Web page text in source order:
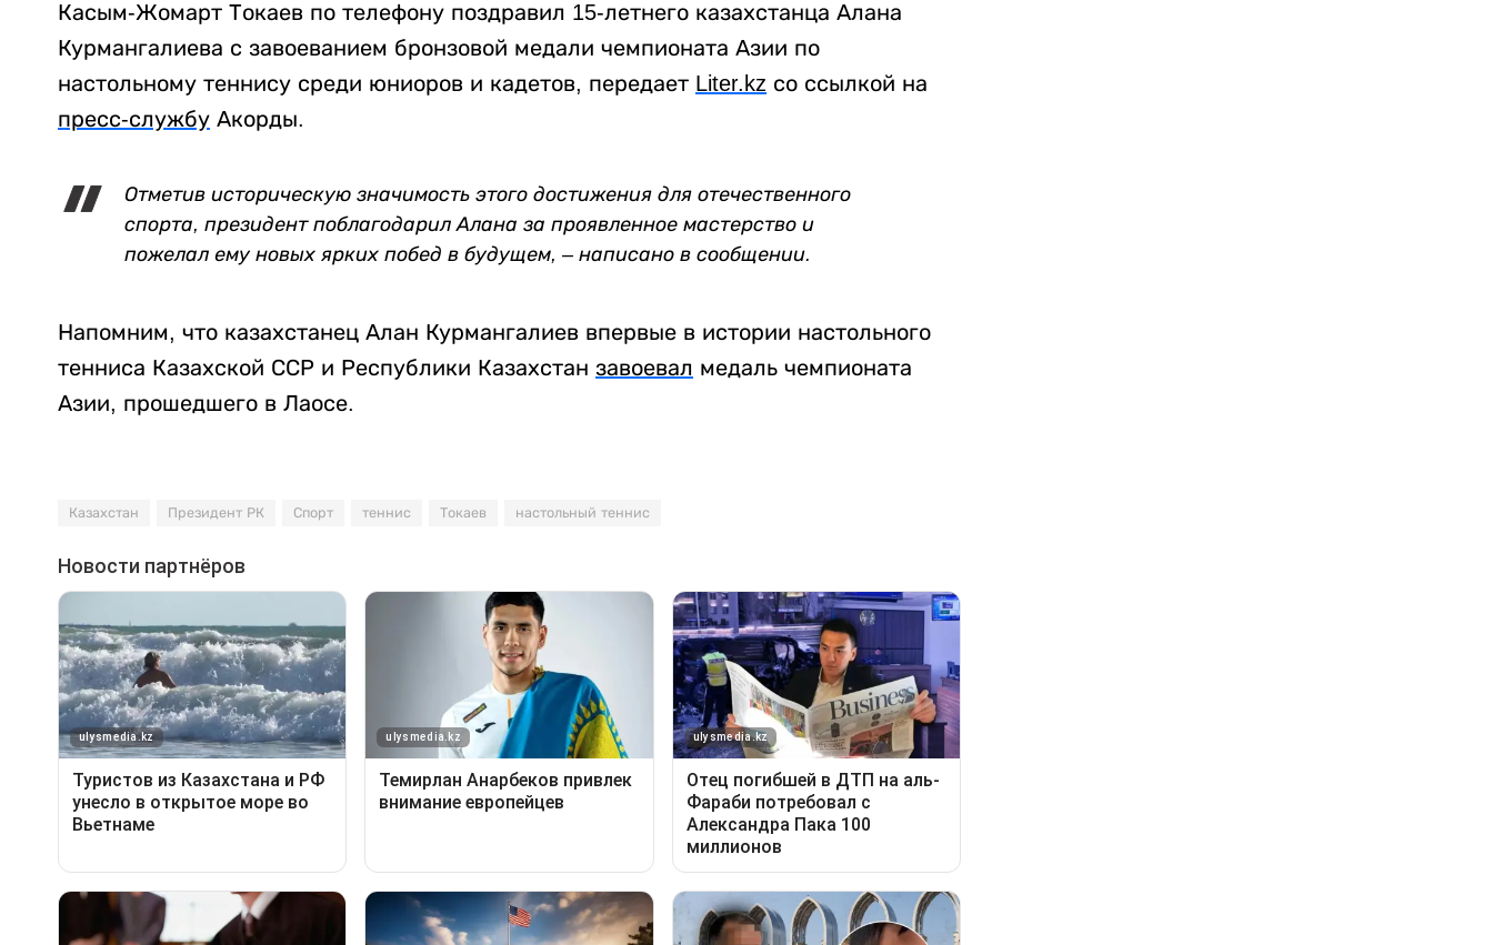
Касым-Жомарт Токаев по телефону поздравил 15-летнего казахстанца Алана
Курмангалиева с завоеванием бронзовой медали чемпионата Азии по
настольному теннису среди юниоров и кадетов, передает Liter. kz со ссылкой на
пресс-службу Акорды.
Отметив историческую значимость этого достижения для отечественного
спорта, президент поблагодарил Алана за проявленное мастерство и
пожелал ему новых ярких побед в будущем, – написано в сообщении.
Напомним, что казахстанец Алан Курмангалиев впервые в истории настольного
тенниса Казахской ССР и Республики Казахстан завоевал медаль чемпионата
Азии, прошедшего в Лаосе.
Казахстан Президент РК Спорт теннис Токаев настольный теннис